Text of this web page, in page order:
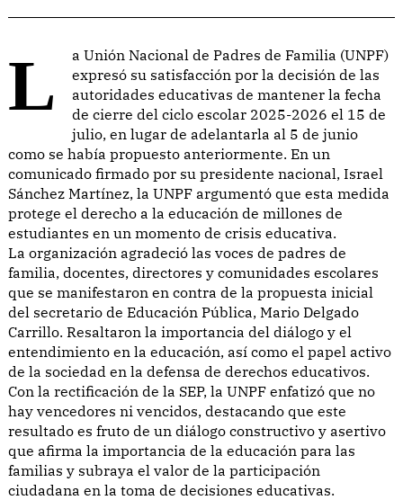
La Unión Nacional de Padres de Familia (UNPF)
expresó su satisfacción por la decisión de las
autoridades educativas de mantener la fecha
de cierre del ciclo escolar 2025-2026 el 15 de
julio, en lugar de adelantarla al 5 de junio
como se había propuesto anteriormente. En un
comunicado firmado por su presidente nacional, Israel
Sánchez Martínez, la UNPF argumentó que esta medida
protege el derecho a la educación de millones de
estudiantes en un momento de crisis educativa.
La organización agradeció las voces de padres de
familia, docentes, directores y comunidades escolares
que se manifestaron en contra de la propuesta inicial
del secretario de Educación Pública, Mario Delgado
Carrillo. Resaltaron la importancia del diálogo y el
entendimiento en la educación, así como el papel activo
de la sociedad en la defensa de derechos educativos.
Con la rectificación de la SEP, la UNPF enfatizó que no
hay vencedores ni vencidos, destacando que este
resultado es fruto de un diálogo constructivo y asertivo
que afirma la importancia de la educación para las
familias y subraya el valor de la participación
ciudadana en la toma de decisiones educativas.